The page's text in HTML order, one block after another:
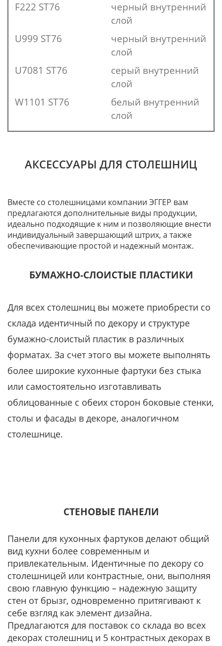
F222 ST76
черный внутренний
слой
U999 ST76
черный внутренний
слой
U7081 ST76
серый внутренний
слой
W1101 ST76
белый внутренний
слой
АКСЕССУАРЫ ДЛЯ СТОЛЕШНИЦ
Вместе со столешницами компании ЭГГЕР вам
предлагаются дополнительные виды продукции,
идеально подходящие к ним и позволяющие внести
индивидуальный завершающий штрих, а также
обеспечивающие простой и надежный монтаж.
БУМАЖНО-СЛОИСТЫЕ ПЛАСТИКИ
Для всех столешниц вы можете приобрести со
склада идентичный по декору и структуре
бумажно-слоистый пластик в различных
форматах. За счет этого вы можете выполнять
более широкие кухонные фартуки без стыка
или самостоятельно изготавливать
облицованные с обеих сторон боковые стенки,
столы и фасады в декоре, аналогичном
столешнице.
СТЕНОВЫЕ ПАНЕЛИ
Панели для кухонных фартуков делают общий
вид кухни более современным и
привлекательным. Идентичные по декору со
столешницей или контрастные, они, выполняя
свою главную функцию – надежную защиту
стен от брызг, одновременно притягивают к
себе взгляд как элемент дизайна.
Предлагаются для поставок со склада во всех
декорах столешниц и 5 контрастных декорах в